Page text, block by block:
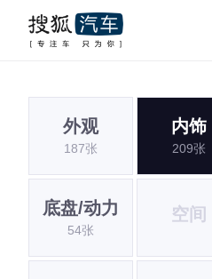
外观
187张
内饰
209张
底盘/动力
54张
空间